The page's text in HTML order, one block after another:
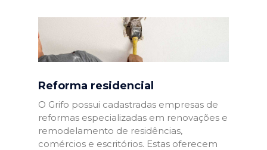
Reforma residencial
O Grifo possui cadastradas empresas de
reformas especializadas em renovações e
remodelamento de residências,
comércios e escritórios. Estas oferecem